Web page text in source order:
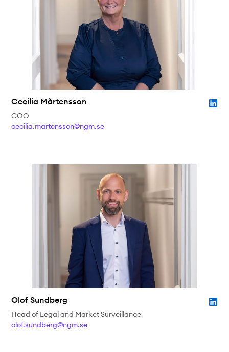
Cecilia Mårtensson
COO
cecilia.martensson@ngm.se
Olof Sundberg
Head of Legal and Market Surveillance
olof.sundberg@ngm.se